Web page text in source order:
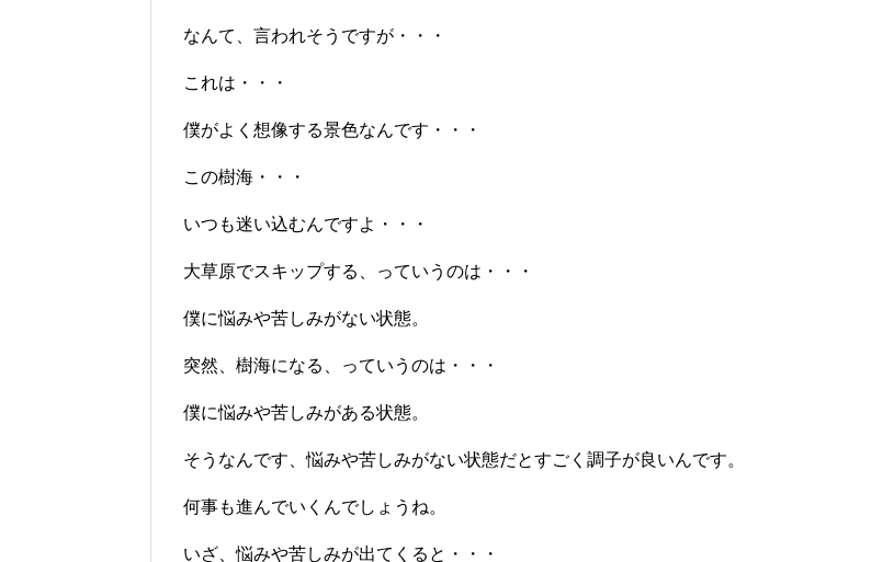
なんて、言われそうですが・・・
これは・・・
僕がよく想像する景色なんです・・・
この樹海・・・
いつも迷い込むんですよ・・・
大草原でスキップする、っていうのは・・・
僕に悩みや苦しみがない状態。
突然、樹海になる、っていうのは・・・
僕に悩みや苦しみがある状態。
そうなんです、悩みや苦しみがない状態だとすごく調子が良いんです。
何事も進んでいくんでしょうね。
いざ、悩みや苦しみが出てくると・・・